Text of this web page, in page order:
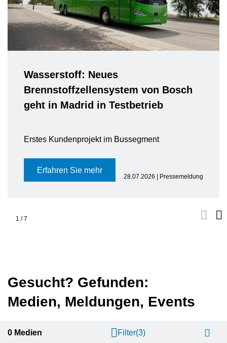
Wasserstoff: Neues
Brennstoffzellensystem von Bosch
geht in Madrid in Testbetrieb
Erstes Kundenprojekt im Bussegment
Erfahren Sie mehr
28.07.2026 | Pressemeldung
1 /7
Gesucht? Gefunden:
Medien, Meldungen, Events
0 Medien Filter(3)